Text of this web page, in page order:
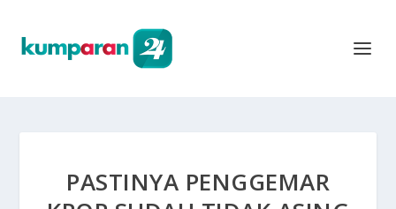
PASTINYA PENGGEMAR